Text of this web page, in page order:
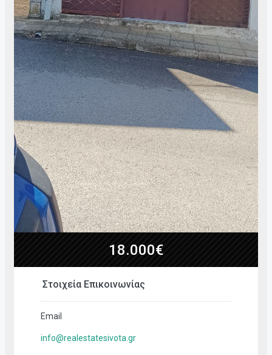
18.000€
Στοιχεία Επικοινωνίας
Email
info@realestatesivota.gr